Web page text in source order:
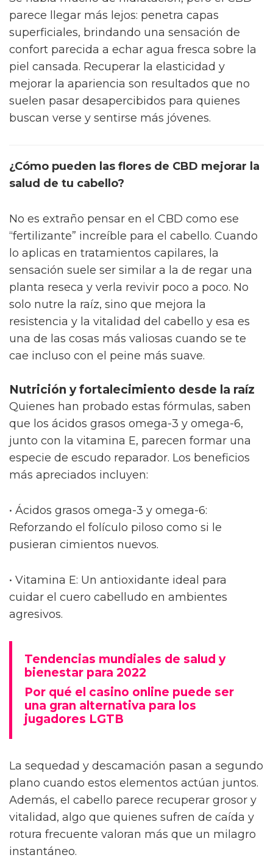
parece llegar más lejos: penetra capas
superficiales, brindando una sensación de
confort parecida a echar agua fresca sobre la
piel cansada. Recuperar la elasticidad y
mejorar la apariencia son resultados que no
suelen pasar desapercibidos para quienes
buscan verse y sentirse más jóvenes.
¿Cómo pueden las flores de CBD mejorar la
salud de tu cabello?
No es extraño pensar en el CBD como ese
“fertilizante” increíble para el cabello. Cuando
lo aplicas en tratamientos capilares, la
sensación suele ser similar a la de regar una
planta reseca y verla revivir poco a poco. No
solo nutre la raíz, sino que mejora la
resistencia y la vitalidad del cabello y esa es
una de las cosas más valiosas cuando se te
cae incluso con el peine más suave.
Nutrición y fortalecimiento desde la raíz
Quienes han probado estas fórmulas, saben
que los ácidos grasos omega-3 y omega-6,
junto con la vitamina E, parecen formar una
especie de escudo reparador. Los beneficios
más apreciados incluyen:
• Ácidos grasos omega-3 y omega-6:
Reforzando el folículo piloso como si le
pusieran cimientos nuevos.
• Vitamina E: Un antioxidante ideal para
cuidar el cuero cabelludo en ambientes
agresivos.
Tendencias mundiales de salud y
bienestar para 2022
Por qué el casino online puede ser
una gran alternativa para los
jugadores LGTB
La sequedad y descamación pasan a segundo
plano cuando estos elementos actúan juntos.
Además, el cabello parece recuperar grosor y
vitalidad, algo que quienes sufren de caída y
rotura frecuente valoran más que un milagro
instantáneo.